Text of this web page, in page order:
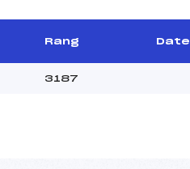
Rang Date
3187